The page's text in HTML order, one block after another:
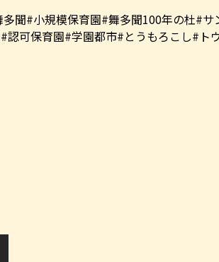
聞#小規模保育園#舞多聞100年の杜#
可保育園#学園都市#とうもろこし#ト